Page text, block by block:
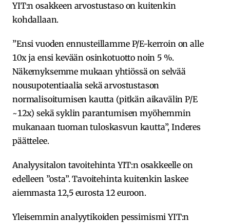
YIT:n osakkeen arvostustaso on kuitenkin
kohdallaan.
”Ensi vuoden ennusteillamme P/E-kerroin on alle
10x ja ensi kevään osinkotuotto noin 5 %.
Näkemyksemme mukaan yhtiössä on selvää
nousupotentiaalia sekä arvostustason
normalisoitumisen kautta (pitkän aikavälin P/E
~12x) sekä syklin parantumisen myöhemmin
mukanaan tuoman tuloskasvun kautta”, Inderes
päättelee.
Analyysitalon tavoitehinta YIT:n osakkeelle on
edelleen ”osta”. Tavoitehinta kuitenkin laskee
aiemmasta 12,5 eurosta 12 euroon.
Yleisemmin analyytikoiden pessimismi YIT:n